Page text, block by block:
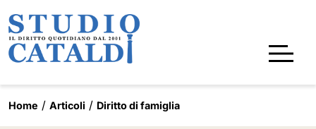
Home Articoli Diritto di famiglia